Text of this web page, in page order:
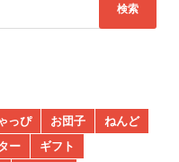
っぴ お団子
ねんど
ー
ギフト